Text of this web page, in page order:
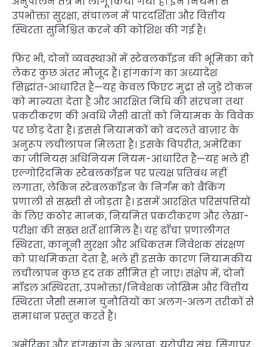
उपभोक्ता सुरक्षा, संचालन में पारदर्शिता और वित्तीय
स्थिरता सुनिश्चित करने की कोशिश की गई है।
फिर भी, दोनों व्यवस्थाओं में स्टेबलकॉइन की भूमिका को
लेकर कुछ अंतर मौजूद हैं। हांगकांग का अध्यादेश
सिद्धांत-आधारित है—यह केवल फिएट मुद्रा से जुड़े टोकन
को मान्यता देता है और आरक्षित निधि की संरचना तथा
प्रकटीकरण की अवधि जैसी बातों को नियामक के विवेक
पर छोड़ देता है। इससे नियामकों को बदलते बाज़ार के
अनुरूप लचीलापन मिलता है। इसके विपरीत, अमेरिका
का जीनियस अधिनियम नियम-आधारित है—यह भले ही
एल्गोरिदमिक स्टेबलकॉइन पर प्रत्यक्ष प्रतिबंध नहीं
लगाता, लेकिन स्टेबलकॉइन के निर्गम को बैंकिंग
प्रणाली से सख़्ती से जोड़ता है। इसमें आरक्षित परिसंपत्तियों
के लिए कठोर मानक, नियमित प्रकटीकरण और लेखा-
परीक्षा की सख़्त शर्तें शामिल हैं। यह ढाँचा प्रणालीगत
स्थिरता, कानूनी सुरक्षा और अधिकतम निवेशक संरक्षण
को प्राथमिकता देता है, भले ही इसके कारण नियामकीय
लचीलापन कुछ हद तक सीमित हो जाए। संक्षेप में, दोनों
मॉडल अस्थिरता, उपभोक्ता/निवेशक जोखिम और वित्तीय
स्थिरता जैसी समान चुनौतियों का अलग-अलग तरीकों से
समाधान प्रस्तुत करते हैं।